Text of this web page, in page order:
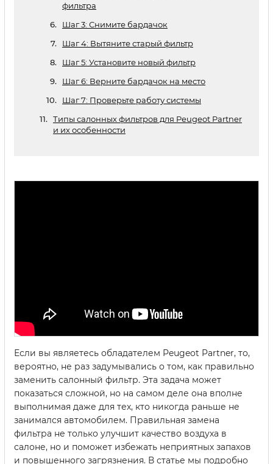
фильтра
Шаг 3: Снимите бардачок
Шаг 4: Вытяните старый фильтр
Шаг 5: Установите новый фильтр
Шаг 6: Верните бардачок на место
Шаг 7: Проверьте работу системы
Типы салонных фильтров для Peugeot Partner
и их особенности
Если вы являетесь обладателем Peugeot Partner, то,
вероятно, не раз задумывались о том, как правильно
заменить салонный фильтр. Эта задача может
показаться сложной, но на самом деле она вполне
выполнимая даже для тех, кто никогда раньше не
занимался автомобилем. Правильная замена
фильтра не только улучшит качество воздуха в
салоне, но и поможет избежать неприятных запахов
и повышенного загрязнения. В статье мы подробно